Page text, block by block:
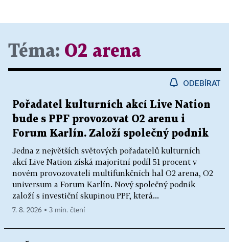
Téma: O2 arena
ODEBÍRAT
Pořadatel kulturních akcí Live Nation
bude s PPF provozovat O2 arenu i
Forum Karlín. Založí společný podnik
Jedna z největších světových pořadatelů kulturních
akcí Live Nation získá majoritní podíl 51 procent v
novém provozovateli multifunkčních hal O2 arena, O2
universum a Forum Karlín. Nový společný podnik
založí s investiční skupinou PPF, která...
7. 8. 2026 ▪ 3 min. čtení